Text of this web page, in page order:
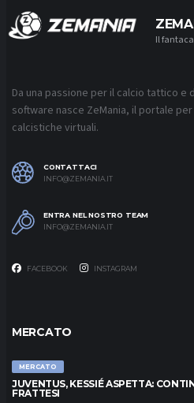
Il
Da una passione per il calcio tattico e
software nasce ZeMania, il portale
calcistiche virtuali.
CONTATTACI
INFO@ZEMANIA.IT
ENTRA NEL NOSTRO TEAM
INFO@ZEMANIA.IT
FACEBOOK INSTAGRAM
MERCATO
MERCATO
JUVENTUS, KESSIÉ ASPETTA:
FRATTESI